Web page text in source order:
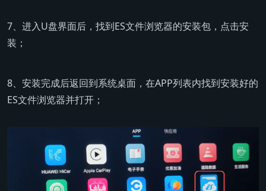
7、进入U盘界面后，找到ES文件浏览器的安装包，点击安
装；
8、安装完成后返回到系统桌面，在APP列表内找到安装好的
ES文件浏览器并打开；